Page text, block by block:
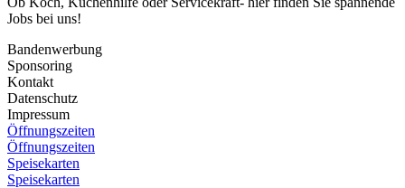
Jobs bei uns!
Bandenwerbung
Sponsoring
Kontakt
Datenschutz
Impressum
Öffnungszeiten
Öffnungszeiten
Speisekarten
Speisekarten